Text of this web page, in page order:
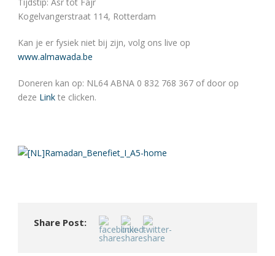
Kogelvangerstraat 114, Rotterdam
Kan je er fysiek niet bij zijn, volg ons live op
www.almawada.be
Doneren kan op: NL64 ABNA 0 832 768 367 of door op
deze Link te clicken.
Share Post: